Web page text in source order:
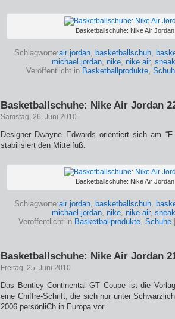
Basketballschuhe: Nike Air
Schlagworte:air jordan, basketballschuh,
michael jordan, nike, nike air,
Veröffentlicht in Basketballprodukte,
Basketballschuhe: Nike Air Jordan
Samstag, 26. Juni 2010
Designer Dwayne Edwards orientiert sich am
stabilisiert den Mittelfuß.
Basketballschuhe: Nike Air
Schlagworte:air jordan, basketballschuh,
michael jordan, nike, nike air,
Veröffentlicht in Basketballprodukte, Schuhe
Basketballschuhe: Nike Air Jordan
Freitag, 25. Juni 2010
Das Bentley Continental GT Coupe ist die
eine Chiffre-Schrift, die sich nur unter
2006 persönliCh in Europa vor.